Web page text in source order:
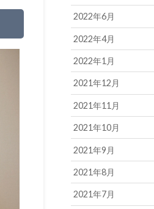
2022年6月
2022年4月
2022年1月
2021年12月
2021年11月
2021年10月
2021年9月
2021年8月
2021年7月